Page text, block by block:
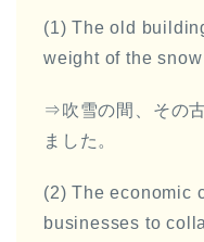
(1) The old
weight of the
⇒吹雪の間、その
ました。
(2) The economic
businesses to